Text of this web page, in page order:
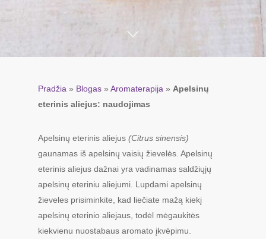
Pradžia » Blogas » Aromaterapija » Apelsinų
eterinis aliejus: naudojimas
Apelsinų eterinis aliejus (Citrus sinensis)
gaunamas iš apelsinų vaisių žievelės. Apelsinų
eterinis aliejus dažnai yra vadinamas saldžiųjų
apelsinų eteriniu aliejumi. Lupdami apelsinų
žieveles prisiminkite, kad liečiate mažą kiekį
apelsinų eterinio aliejaus, todėl mėgaukitės
kiekvienu nuostabaus aromato įkvėpimu.